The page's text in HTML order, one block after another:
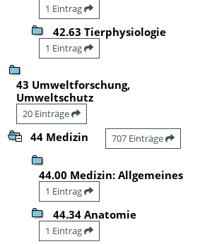
1 Eintrag
42.63 Tierphysiologie
1 Eintrag
43 Umweltforschung,
Umweltschutz
20 Einträge
44 Medizin 707 Einträge
44.00 Medizin: Allgemeines
1 Eintrag
44.34 Anatomie
1 Eintrag